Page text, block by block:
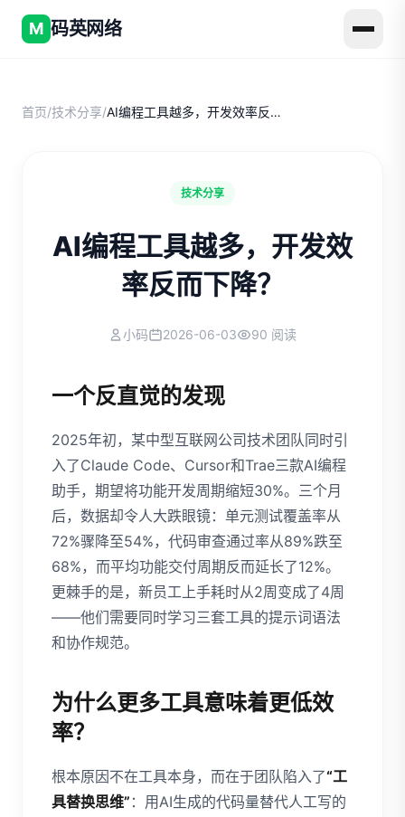
M 码英网络
首页/技术分享/ AI编程工具越多，开发效率反而下降？
技术分享
AI编程工具越多，开发效
率反而下降？
小码 2026-06-03 90 阅读
一个反直觉的发现
2025年初，某中型互联网公司技术团队同时引
入了Claude Code、Cursor和Trae三款AI编程
助手，期望将功能开发周期缩短30%。三个月
后，数据却令人大跌眼镜：单元测试覆盖率从
72%骤降至54%，代码审查通过率从89%跌至
68%，而平均功能交付周期反而延长了12%。
更棘手的是，新员工上手耗时从2周变成了4周
——他们需要同时学习三套工具的提示词语法
和协作规范。
为什么更多工具意味着更低效
率？
根本原因不在工具本身，而在于团队陷入了“工
具替换思维” ：用AI生成的代码量替代人工写的